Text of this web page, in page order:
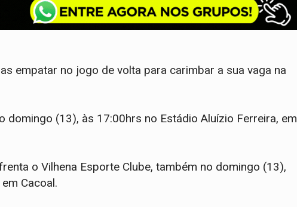
empatar no jogo de volta para carimbar a sua vaga na
domingo (13), às 17:00hrs no Estádio Aluízio Ferreira, em
o Vilhena Esporte Clube, também no domingo (13),
Cacoal.